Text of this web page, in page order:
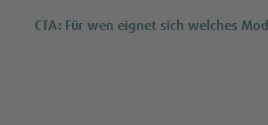
CTA: Für wen eignet sich welches